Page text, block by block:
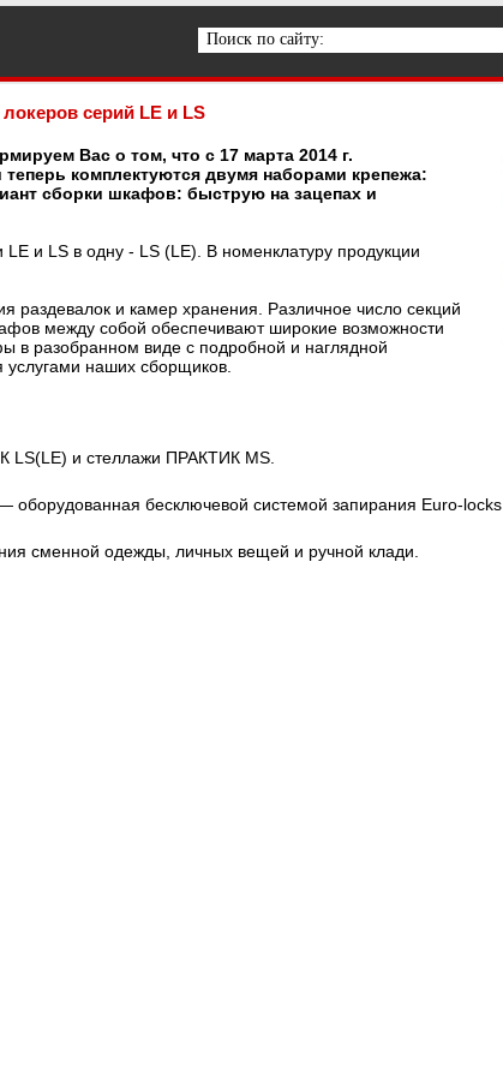
серий LE и LS
Вас о том, что с 17 марта 2014 г.
комплектуются двумя наборами крепежа:
сборки шкафов: быструю на зацепах и
и LS в одну - LS (LE). В номенклатуру продукции
и камер хранения. Различное число секций
между собой обеспечивают широкие возможности
в разобранном виде с подробной и наглядной
услугами наших сборщиков.
и стеллажи ПРАКТИК MS.
бесключевой системой запирания Euro-locks
сменной одежды, личных вещей и ручной клади.